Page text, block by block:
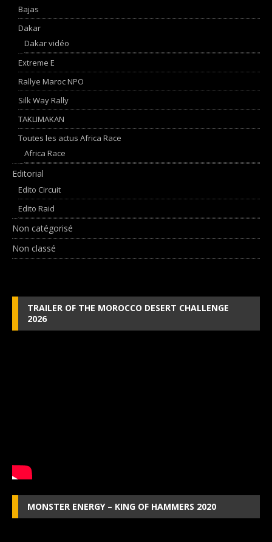
Bajas
Dakar
Dakar vidéo
Extreme E
Rallye Maroc NPO
Silk Way Rally
TAKLIMAKAN
Toutes les actus Africa Race
Africa Race
Editorial
Edito Circuit
Edito Raid
Non catégorisé
Non classé
TRAILER OF THE MOROCCO DESERT CHALLENGE
2026
MONSTER ENERGY – KING OF HAMMERS 2020